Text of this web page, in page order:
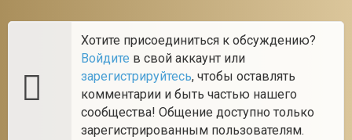
Хотите присоединиться к обсуждению?
Войдите в свой аккаунт или
зарегистрируйтесь, чтобы оставлять
комментарии и быть частью нашего
сообщества! Общение доступно только
зарегистрированным пользователям.